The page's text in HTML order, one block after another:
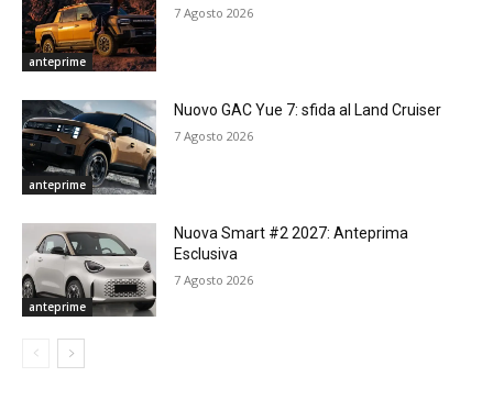
anteprime
7 Agosto 2026
anteprime
Nuovo GAC Yue 7: sfida al Land Cruiser
7 Agosto 2026
anteprime
Nuova Smart #2 2027: Anteprima
Esclusiva
7 Agosto 2026